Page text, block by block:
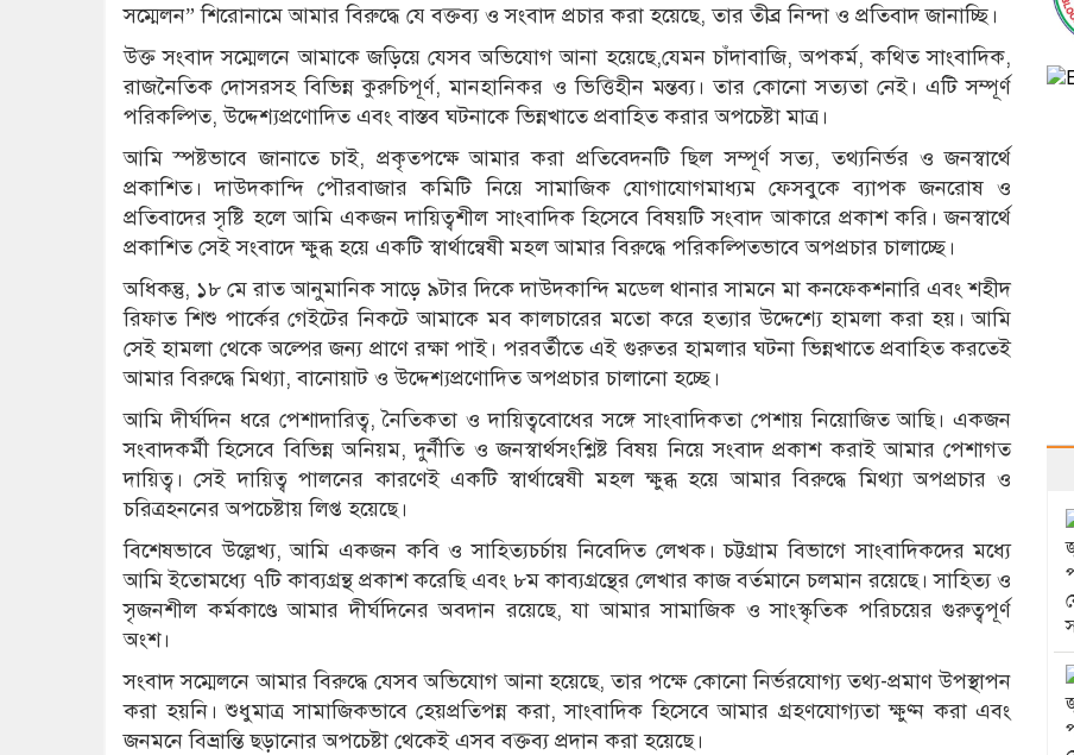
সম্মেলন” শিরোনামে আমার বিরুদ্ধে যে বক্তব্য ও সংবাদ প্রচার করা হয়েছে, তার তীব্র নিন্দা ও প্রতিবাদ জানাচ্ছি।
উক্ত সংবাদ সম্মেলনে আমাকে জড়িয়ে যেসব অভিযোগ আনা হয়েছে,যেমন চাঁদাবাজি, অপকর্ম, কথিত সাংবাদিক,
রাজনৈতিক দোসরসহ বিভিন্ন কুরুচিপূর্ণ, মানহানিকর ও ভিত্তিহীন মন্তব্য। তার কোনো সত্যতা নেই। এটি সম্পূর্ণ
পরিকল্পিত, উদ্দেশ্যপ্রণোদিত এবং বাস্তব ঘটনাকে ভিন্নখাতে প্রবাহিত করার অপচেষ্টা মাত্র।
আমি স্পষ্টভাবে জানাতে চাই, প্রকৃতপক্ষে আমার করা প্রতিবেদনটি ছিল সম্পূর্ণ সত্য, তথ্যনির্ভর ও জনস্বার্থে
প্রকাশিত। দাউদকান্দি পৌরবাজার কমিটি নিয়ে সামাজিক যোগাযোগমাধ্যম ফেসবুকে ব্যাপক জনরোষ ও
প্রতিবাদের সৃষ্টি হলে আমি একজন দায়িত্বশীল সাংবাদিক হিসেবে বিষয়টি সংবাদ আকারে প্রকাশ করি। জনস্বার্থে
প্রকাশিত সেই সংবাদে ক্ষুব্ধ হয়ে একটি স্বার্থান্বেষী মহল আমার বিরুদ্ধে পরিকল্পিতভাবে অপপ্রচার চালাচ্ছে।
অধিকন্তু, ১৮ মে রাত আনুমানিক সাড়ে ৯টার দিকে দাউদকান্দি মডেল থানার সামনে মা কনফেকশনারি এবং শহীদ
রিফাত শিশু পার্কের গেইটের নিকটে আমাকে মব কালচারের মতো করে হত্যার উদ্দেশ্যে হামলা করা হয়। আমি
সেই হামলা থেকে অল্পের জন্য প্রাণে রক্ষা পাই। পরবর্তীতে এই গুরুতর হামলার ঘটনা ভিন্নখাতে প্রবাহিত করতেই
আমার বিরুদ্ধে মিথ্যা, বানোয়াট ও উদ্দেশ্যপ্রণোদিত অপপ্রচার চালানো হচ্ছে।
আমি দীর্ঘদিন ধরে পেশাদারিত্ব, নৈতিকতা ও দায়িত্ববোধের সঙ্গে সাংবাদিকতা পেশায় নিয়োজিত আছি। একজন
সংবাদকর্মী হিসেবে বিভিন্ন অনিয়ম, দুর্নীতি ও জনস্বার্থসংশ্লিষ্ট বিষয় নিয়ে সংবাদ প্রকাশ করাই আমার পেশাগত
দায়িত্ব। সেই দায়িত্ব পালনের কারণেই একটি স্বার্থান্বেষী মহল ক্ষুব্ধ হয়ে আমার বিরুদ্ধে মিথ্যা অপপ্রচার ও
চরিত্রহননের অপচেষ্টায় লিপ্ত হয়েছে।
বিশেষভাবে উল্লেখ্য, আমি একজন কবি ও সাহিত্যচর্চায় নিবেদিত লেখক। চট্টগ্রাম বিভাগে সাংবাদিকদের মধ্যে
আমি ইতোমধ্যে ৭টি কাব্যগ্রন্থ প্রকাশ করেছি এবং ৮ম কাব্যগ্রন্থের লেখার কাজ বর্তমানে চলমান রয়েছে। সাহিত্য ও
সৃজনশীল কর্মকাণ্ডে আমার দীর্ঘদিনের অবদান রয়েছে, যা আমার সামাজিক ও সাংস্কৃতিক পরিচয়ের গুরুত্বপূর্ণ
অংশ।
সংবাদ সম্মেলনে আমার বিরুদ্ধে যেসব অভিযোগ আনা হয়েছে, তার পক্ষে কোনো নির্ভরযোগ্য তথ্য-প্রমাণ উপস্থাপন
করা হয়নি। শুধুমাত্র সামাজিকভাবে হেয়প্রতিপন্ন করা, সাংবাদিক হিসেবে আমার গ্রহণযোগ্যতা ক্ষুণ্ন করা এবং
জনমনে বিভ্রান্তি ছড়ানোর অপচেষ্টা থেকেই এসব বক্তব্য প্রদান করা হয়েছে।